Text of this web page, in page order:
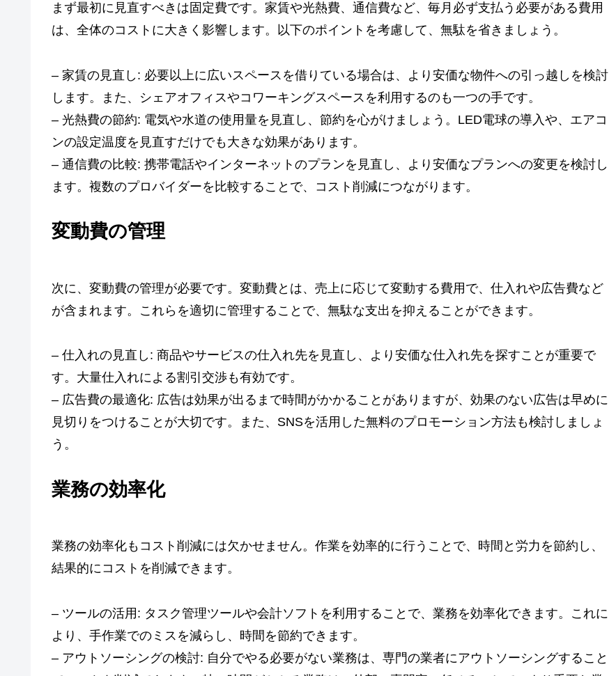
まず最初に見直すべきは固定費です。家賃や光熱費、通信費など、毎月必ず支払う必要がある費用
は、全体のコストに大きく影響します。以下のポイントを考慮して、無駄を省きましょう。
– 家賃の見直し: 必要以上に広いスペースを借りている場合は、より安価な物件への引っ越しを検討
します。また、シェアオフィスやコワーキングスペースを利用するのも一つの手です。
– 光熱費の節約: 電気や水道の使用量を見直し、節約を心がけましょう。LED電球の導入や、エアコ
ンの設定温度を見直すだけでも大きな効果があります。
– 通信費の比較: 携帯電話やインターネットのプランを見直し、より安価なプランへの変更を検討し
ます。複数のプロバイダーを比較することで、コスト削減につながります。
変動費の管理
次に、変動費の管理が必要です。変動費とは、売上に応じて変動する費用で、仕入れや広告費など
が含まれます。これらを適切に管理することで、無駄な支出を抑えることができます。
– 仕入れの見直し: 商品やサービスの仕入れ先を見直し、より安価な仕入れ先を探すことが重要で
す。大量仕入れによる割引交渉も有効です。
– 広告費の最適化: 広告は効果が出るまで時間がかかることがありますが、効果のない広告は早めに
見切りをつけることが大切です。また、SNSを活用した無料のプロモーション方法も検討しましょ
う。
業務の効率化
業務の効率化もコスト削減には欠かせません。作業を効率的に行うことで、時間と労力を節約し、
結果的にコストを削減できます。
– ツールの活用: タスク管理ツールや会計ソフトを利用することで、業務を効率化できます。これに
より、手作業でのミスを減らし、時間を節約できます。
– アウトソーシングの検討: 自分でやる必要がない業務は、専門の業者にアウトソーシングすること